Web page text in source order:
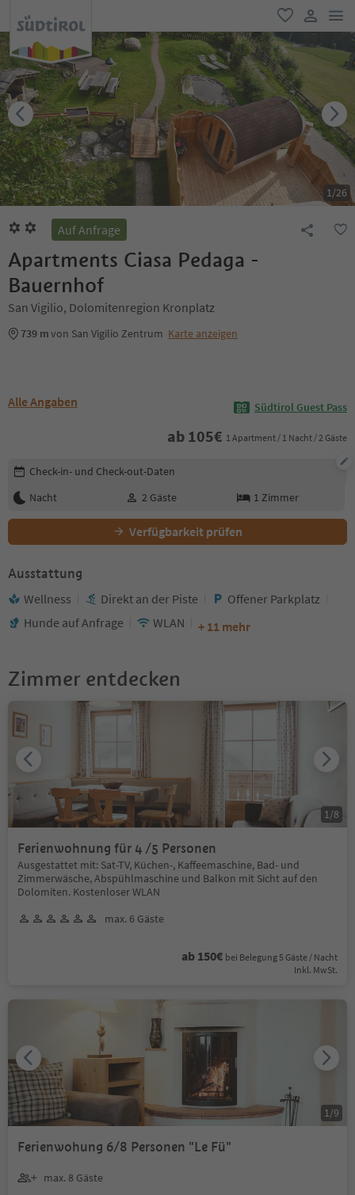
favorit
user link
1/26
Auf Anfrage
Apartments Ciasa Pedaga -
Bauernhof
San Vigilio, Dolomitenregion Kronplatz
739 mvon San Vigilio Zentrum Karte anzeigen
Alle Angaben Südtirol Guest Pass
ab 105€ 1 Apartment / 1 Nacht / 2 Gäste
Buchungsdetails bearbeiten
Check-in- und Check-out-Daten
Nacht
2 Gäste 1 Zimmer
Verfügbarkeit prüfen
Ausstattung
Wellness Direkt an der Piste
Offener Parkplatz
Hunde auf Anfrage
WLAN + 11 mehr
Zimmer entdecken
Ferienwohnung für 4 /5 Personen
Ausgestattet mit: Sat-TV, Küchen-, Kaffeemaschine, Bad- und
Zimmerwäsche, Abspühlmaschine und Balkon mit Sicht auf den
Dolomiten. Kostenloser WLAN
max. 6 Gäste
ab 150€ bei Belegung 5 Gäste / Nacht
Inkl. MwSt.
1 /8
Ferienwohung 6/8 Personen "Le Fü"
max. 8 Gäste
1 /9